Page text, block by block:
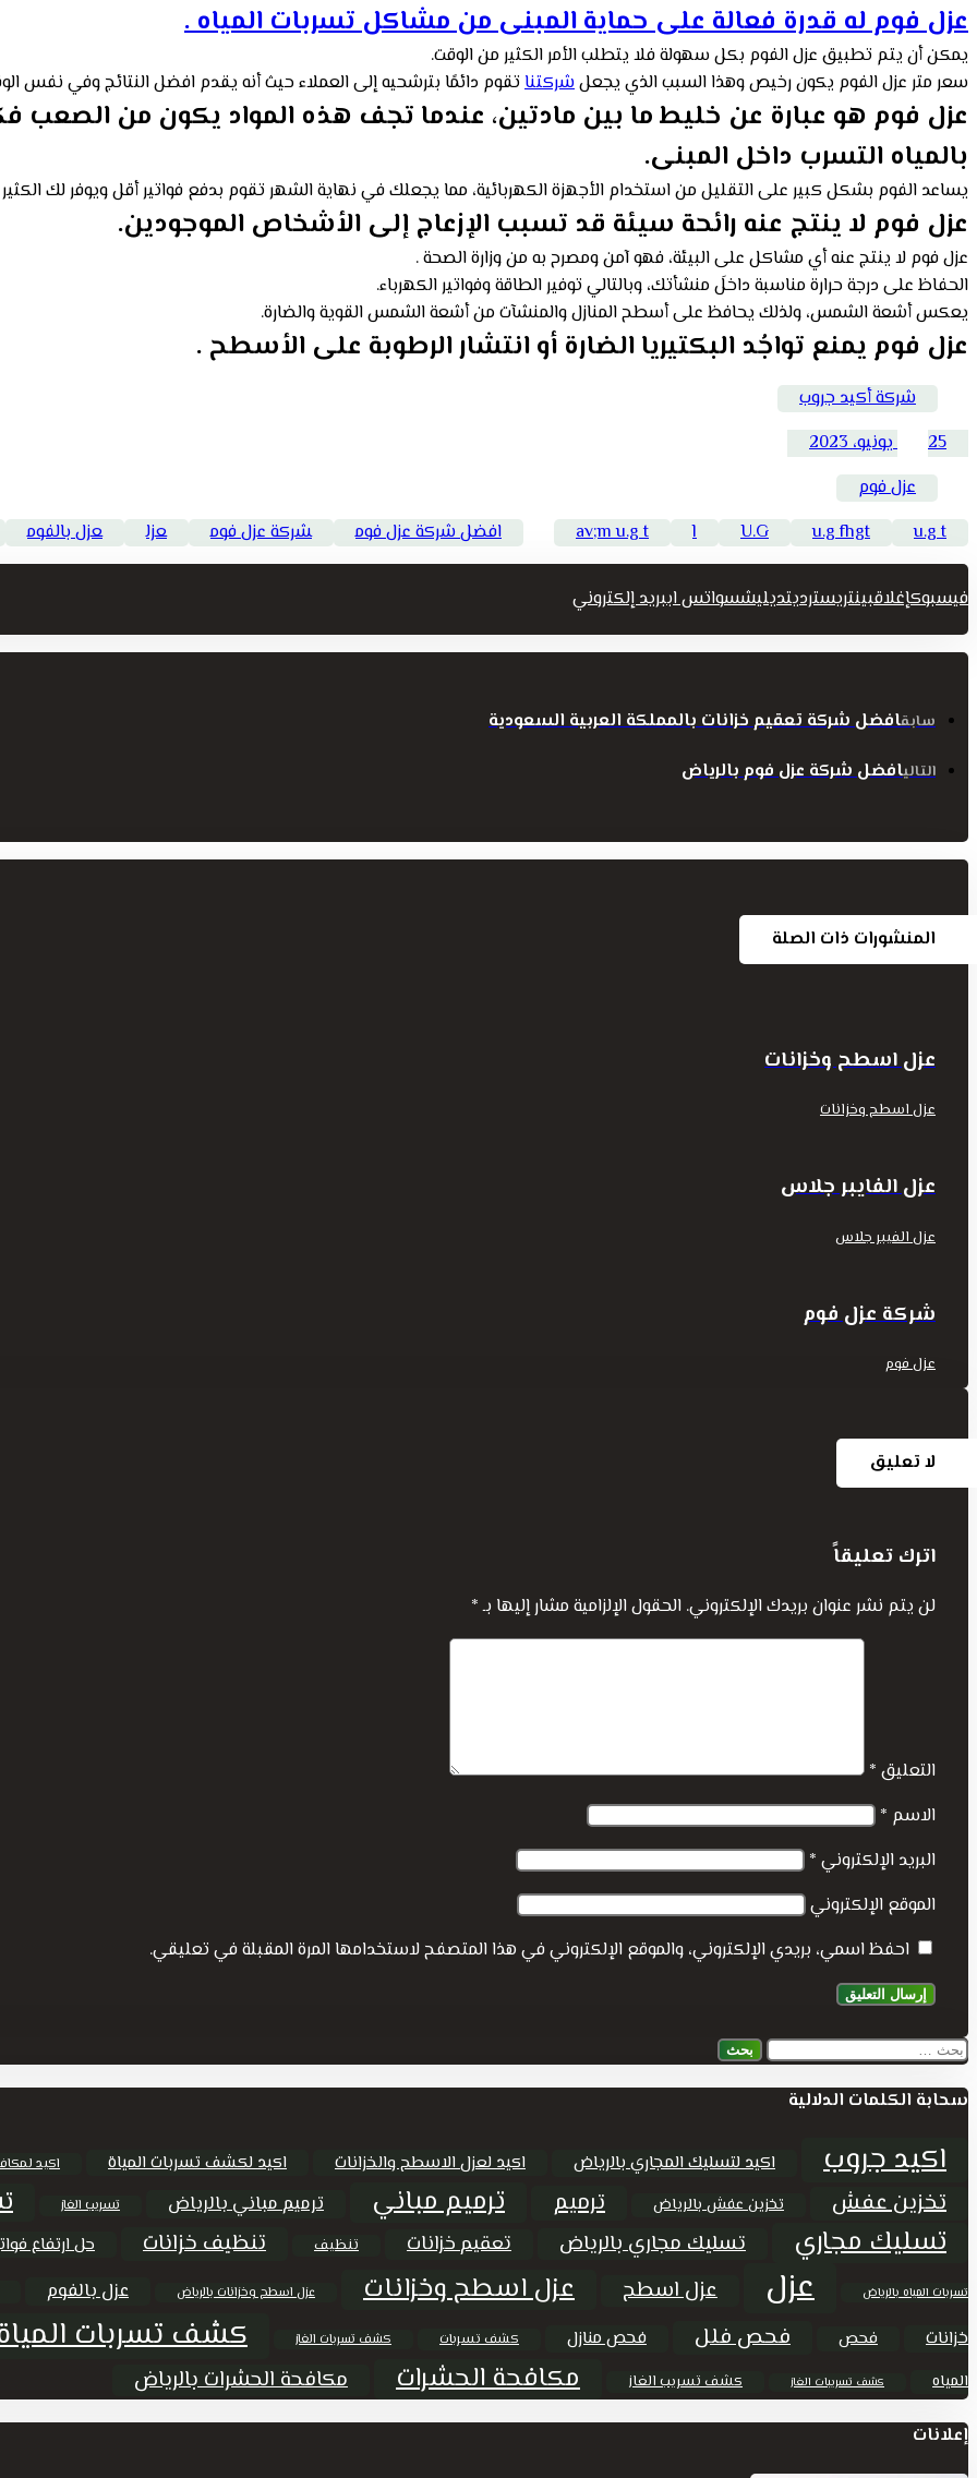
عزل فوم له قدرة فعالة على حماية المبنى من مشاكل تسربات المياه .
يمكن أن يتم تطبيق عزل الفوم بكل سهولة فلا يتطلب الأمر الكثير من الوقت.
سعر متر عزل الفوم يكون رخيص وهذا السبب الذي يجعلشركتنا تقوم دائمًا بترشحيه إلى العملاء حيث أنه يقدم افضل النتائج وفي نفس
عزل فوم هو عبارة عن خليط ما بين مادتين، عندما تجف هذه المواد يكون من الصعب
بالمياه التسرب داخل المبنى.
يساعد الفوم بشكل كبير على التقليل من استخدام الأجهزة الكهربائية، مما يجعلك في نهاية الشهر تقوم بدفع فواتير أقل ويوفر لك الكثير
عزل فوم لا ينتج عنه رائحة سيئة قد تسبب الإزعاج إلى الأشخاص الموجودين.
عزل فوم لا ينتج عنه أي مشاكل على البيئة، فهو آمن ومصرح به من وزارة الصحة .
الحفاظ على درجة حرارة مناسبة داخلَ منشأتك، وبالتالي توفير الطاقة وفواتير الكهرباء.
يعكس أشعة الشمس، ولذلك يحافظ على أسطح المنازل والمنشآت من أشعة الشمس القوية والضارة.
عزل فوم يمنع تواجُد البكتيريا الضارة أو انتشار الرطوبة على الأسطح .
شركة أكيد جروب
25 يونيو، 2023
عزل فوم
av;m u.g t
l U.G u.g fhgt u.g t افضل شركة عزل فوم شركة عزل فوم عزل عزل بالفوم
فيسبوكإغلاقبينتريسترديتديليشسواتس اببريد إلكتروني
سابقافضل شركة تعقيم خزانات بالمملكة العربية السعودية
التاليافضل شركة عزل فوم بالرياض
المنشورات ذات الصلة
عزل اسطح وخزانات
عزل اسطح وخزانات
عزل الفايبر جلاس
عزل الفيبر جلاس
شركة عزل فوم
عزل فوم
لا تعليق
اترك تعليقاً
لن يتم نشر عنوان بريدك الإلكتروني. الحقول الإلزامية مشار إليها بـ*
التعليق *
الاسم *
البريد الإلكتروني *
الموقع الإلكتروني
احفظ اسمي، بريدي الإلكتروني، والموقع الإلكتروني في هذا المتصفح لاستخدامها المرة المقبلة في تعليقي.
البحث
سحابة الكلمات الدلالية
اكيد جروب اكيد لتسليك المجاري بالرياض اكيد لعزل الاسطح والخزانات اكيد لكشف تسربات المياة اكيد
تخزين عفش تخزين عفش بالرياض ترميم ترميم مباني ترميم مباني بالرياض تسريب الغاز
تسليك مجاري تسليك مجاري بالرياض تعقيم خزانات تنظيف تنظيف خزانات حل ارتفاع
تسربات المياه بالرياض عزل عزل اسطح عزل اسطح وخزانات عزل اسطح وخزانات بالرياض عزل بالفوم
خزانات
فحص فحص فلل فحص منازل كشف تسربات كشف تسربات الغاز كشف تسربات
المياه
كشف تسريبات الغاز كشف تسريب الغاز مكافحة الحشرات مكافحة الحشرات بالرياض
إعلانات